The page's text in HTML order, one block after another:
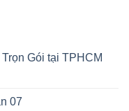
Gói tại TPHCM
07